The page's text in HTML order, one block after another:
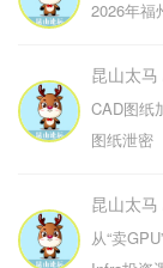
2026年福
昆山太
CAD图纸
图纸泄密
昆山太
从“卖